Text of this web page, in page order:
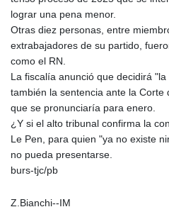
lograr una pena menor.
Otras diez personas, entre
extrabajadores de su partido,
como el RN.
La fiscalía anunció que decidirá
también la sentencia ante la Corte
que se pronunciaría para enero.
¿Y si el alto tribunal confirma la
Le Pen, para quien "ya no existe
no pueda presentarse.
burs-tjc/pb
Z.Bianchi--IM